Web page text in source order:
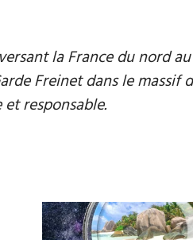
la France du nord
Freinet dans le massif
responsable.